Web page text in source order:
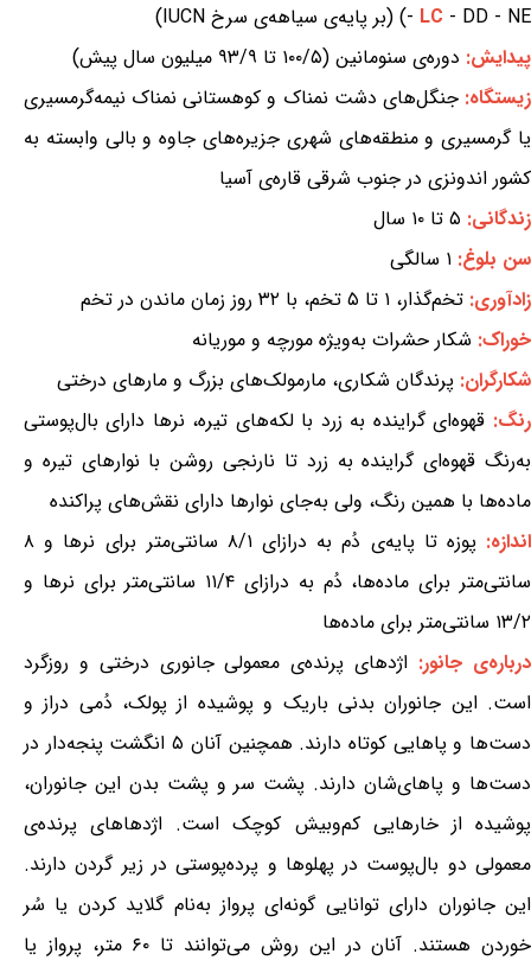
- LC - DD - NE) (بر پایه‌ی سیاهه‌ی سرخ IUCN)
پیدایش: دوره‌ی سنومانین (۱۰۰/۵ تا ۹۳/۹ میلیون سال پیش)
زیستگاه:جنگل‌های دشت نمناک و کوهستانی نمناک نیمه‌گرمسیری
یا گرمسیری و منطقه‌های شهری جزیره‌های جاوه و بالی وابسته به
کشور اندونزی در جنوب شرقی قاره‌ی آسیا
زندگانی: ۵ تا ۱۰ سال
سن بلوغ: ۱ سالگی
زادآوری: تخم‌گذار، ۱ تا ۵ تخم، با ۳۲ روز زمان ماندن در تخم
خوراک: شکار حشرات به‌ویژه مورچه و موریانه
شکارگران: پرندگان شکاری، مارمولک‌های بزرگ و مارهای درختی
رنگ: قهوه‌ای گراینده به زرد با لکه‌های تیره، نرها دارای بال‌پوستی
به‌رنگ قهوه‌ای گراینده به زرد تا نارنجی روشن با نوارهای تیره و
ماده‌ها با همین رنگ، ولی به‌جای نوارها دارای نقش‌های پراکنده
اندازه:
پوزه تا پایه‌ی دُم به درازای ۸/۱ سانتی‌متر برای نرها و ۸
سانتی‌متر برای ماده‌ها، دُم به درازای ۱۱/۴ سانتی‌متر برای نرها و
۱۳/۲ سانتی‌متر برای ماده‌ها
درباره‌ی جانور: اژدهای پرنده‌ی معمولی جانوری درختی و روزگرد
است. این جانوران بدنی باریک و پوشیده از پولک، دُمی دراز و
دست‌ها و پاهایی کوتاه دارند. همچنین آنان ۵ انگشت پنجه‌دار در
دست‌ها و پاهای‌شان دارند. پشت سر و پشت بدن این جانوران،
پوشیده از خارهایی کم‌وبیش کوچک است. اژدهاهای پرنده‌ی
معمولی دو بال‌پوست در پهلوها و پرده‌پوستی در زیر گردن دارند.
این جانوران دارای توانایی گونه‌ای پرواز به‌نام گلاید کردن یا سُر
خوردن هستند. آنان در این روش می‌توانند تا ۶۰ متر، پرواز یا